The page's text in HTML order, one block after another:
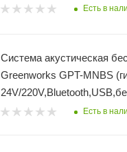
Есть в
Система акустическая
Greenworks GPT-MNBS
24V/
Есть в